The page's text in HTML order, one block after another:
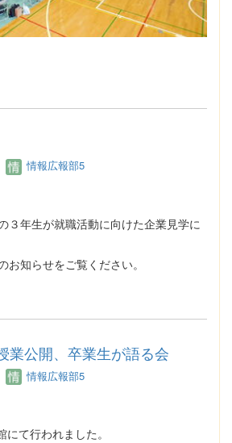
情報広報部5
３年生が就職活動に向けた企業見学に
お知らせをご覧ください。
業公開、卒業生が語る会
情報広報部5
て行われました。